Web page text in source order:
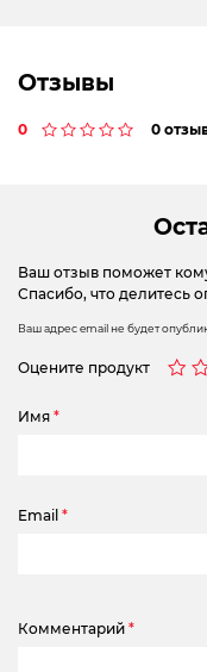
Отзывы
0 0
Ваш отзыв поможет
Спасибо, что делитесь
Ваш адрес email не будет
Оцените продукт
Имя *
Email *
Комментарий *